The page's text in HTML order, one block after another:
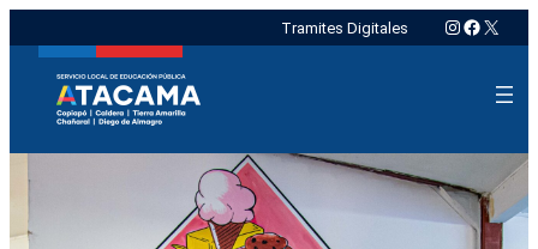
Tramites Digitales Instagram
X